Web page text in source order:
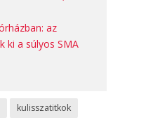
az
ki a súlyos SMA
kulisszatitkok